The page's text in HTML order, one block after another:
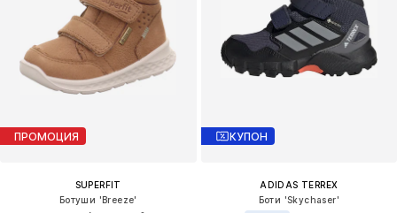
ПРОМОЦИЯ
SUPERFIT
Ботуши 'Breeze'
КУПОН
ADIDAS TERREX
Боти 'Skychaser'